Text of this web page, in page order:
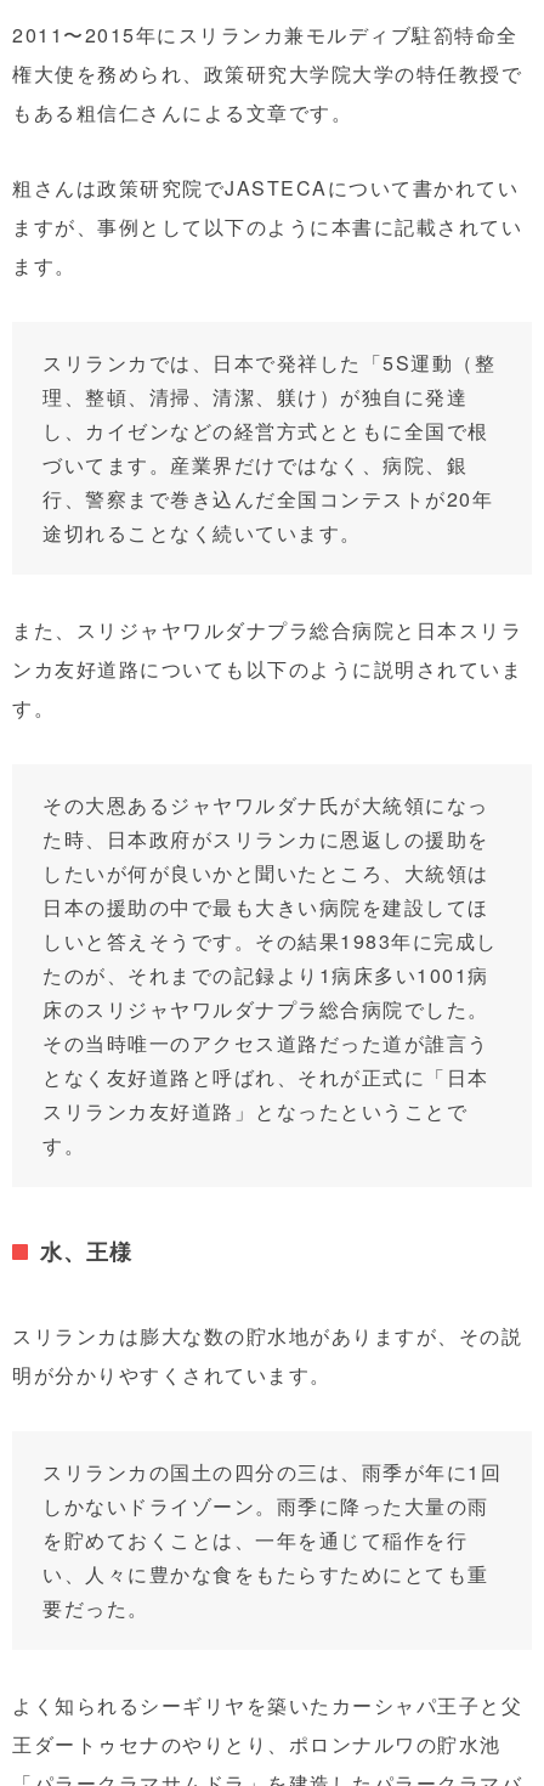
2011〜2015年にスリランカ兼モルディブ駐箚特命全
権大使を務められ、政策研究大学院大学の特任教授で
もある粗信仁さんによる文章です。
粗さんは政策研究院でJASTECAについて書かれてい
ますが、事例として以下のように本書に記載されてい
ます。
スリランカでは、日本で発祥した「5S運動（整
理、整頓、清掃、清潔、躾け）が独自に発達
し、カイゼンなどの経営方式とともに全国で根
づいてます。産業界だけではなく、病院、銀
行、警察まで巻き込んだ全国コンテストが20年
途切れることなく続いています。
また、スリジャヤワルダナプラ総合病院と日本スリラ
ンカ友好道路についても以下のように説明されていま
す。
その大恩あるジャヤワルダナ氏が大統領になっ
た時、日本政府がスリランカに恩返しの援助を
したいが何が良いかと聞いたところ、大統領は
日本の援助の中で最も大きい病院を建設してほ
しいと答えそうです。その結果1983年に完成し
たのが、それまでの記録より1病床多い1001病
床のスリジャヤワルダナプラ総合病院でした。
その当時唯一のアクセス道路だった道が誰言う
となく友好道路と呼ばれ、それが正式に「日本
スリランカ友好道路」となったということで
す。
水、王様
スリランカは膨大な数の貯水地がありますが、その説
明が分かりやすくされています。
スリランカの国土の四分の三は、雨季が年に1回
しかないドライゾーン。雨季に降った大量の雨
を貯めておくことは、一年を通じて稲作を行
い、人々に豊かな食をもたらすためにとても重
要だった。
よく知られるシーギリヤを築いたカーシャパ王子と父
王ダートゥセナのやりとり、ポロンナルワの貯水池